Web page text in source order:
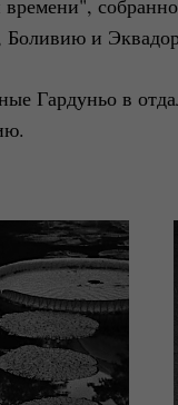
и
Гардуньо в